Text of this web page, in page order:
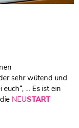
sehr wütend und
… Es ist ein
NEUSTART